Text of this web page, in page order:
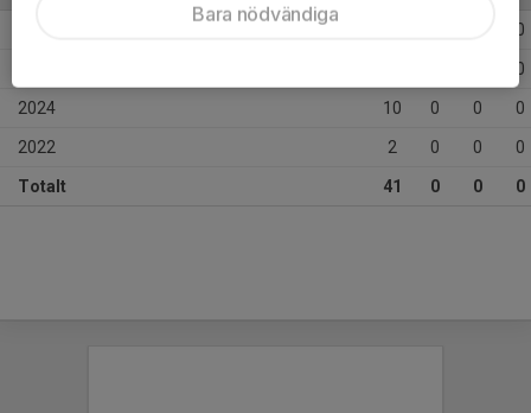
0
0
2024 10 0 0 0
2022 2 0 0 0
Totalt 41 0 0 0
Bara nödvändiga